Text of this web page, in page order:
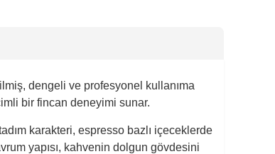
dengeli ve profesyonel kullanıma
bir fincan deneyimi sunar.
karakteri, espresso bazlı içeceklerde
yapısı, kahvenin dolgun gövdesini